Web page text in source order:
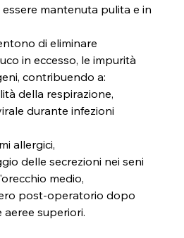
mantenuta pulita e in
di eliminare
in eccesso, le impurità
contribuendo a:
della respirazione,
durante infezioni
allergici,
delle secrezioni nei seni
medio,
post-operatorio dopo
superiori.